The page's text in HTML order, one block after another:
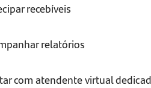
recebíveis
relatórios
com atendente virtual